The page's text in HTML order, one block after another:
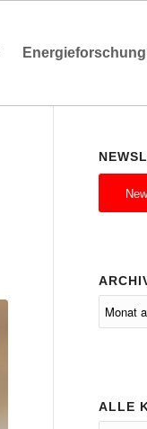
Energieforschung
ALLE